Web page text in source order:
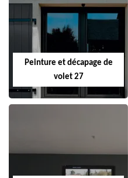
Peinture et décapage de
volet 27